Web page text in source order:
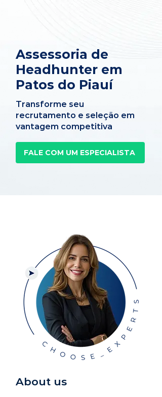
Assessoria de
Headhunter em
Patos do Piauí
Transforme seu
recrutamento e seleção em
vantagem competitiva
FALE COM UM ESPECIALISTA
About us